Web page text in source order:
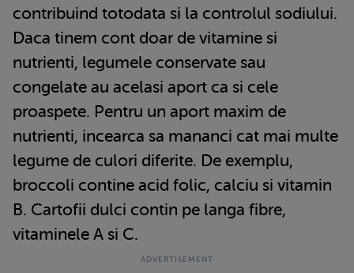
contribuind totodata si la controlul sodiului.
Daca tinem cont doar de vitamine si
nutrienti, legumele conservate sau
congelate au acelasi aport ca si cele
proaspete. Pentru un aport maxim de
nutrienti, incearca sa mananci cat mai multe
legume de culori diferite. De exemplu,
broccoli contine acid folic, calciu si vitamin
B. Cartofii dulci contin pe langa fibre,
vitaminele A si C.